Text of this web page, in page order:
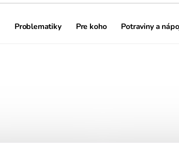
Problematiky Pre koho Potraviny a